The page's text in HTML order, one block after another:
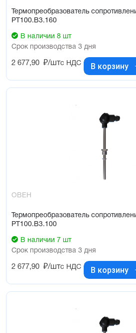
Термопреобразователь
РТ100.В3.160
В наличии 8 шт
Срок производства 3 дня
2 677,90 ₽/штс НДС В корзину
ОВЕН
Термопреобразователь
РТ100.В3.100
В наличии 7 шт
Срок производства 3 дня
2 677,90 ₽/штс НДС В корзину